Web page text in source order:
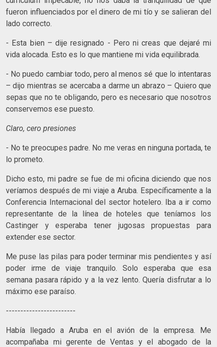
fueron influenciados por el dinero de mi tío y se salieran del
lado correcto.
- Esta bien – dije resignado - Pero ni creas que dejaré mi
vida alocada. Esto es lo que mantiene mi vida equilibrada.
- No puedo cambiar todo, pero al menos sé que lo intentaras
– dijo mientras se acercaba a darme un abrazo – Quiero que
sepas que no te obligando, pero es necesario que nosotros
conservemos ese puesto.
Claro, cero presiones
- No te preocupes padre. No me veras en ninguna portada, te
lo prometo.
Dicho esto, mi padre se fue de mi oficina diciendo que nos
veríamos después de mi viaje a Aruba. Específicamente a la
Conferencia Internacional del sector hotelero. Iba a ir como
representante de la línea de hoteles que teníamos los
Castinger y esperaba tener jugosas propuestas para
extender ese sector.
Me puse las pilas para poder terminar mis pendientes y así
poder irme de viaje tranquilo. Solo esperaba que esa
semana pasara rápido y a la vez lento. Quería disfrutar a lo
máximo ese paraíso.
------------------------
Había llegado a Aruba en el avión de la empresa. Me
acompañaba mi gerente de Ventas y el abogado de la